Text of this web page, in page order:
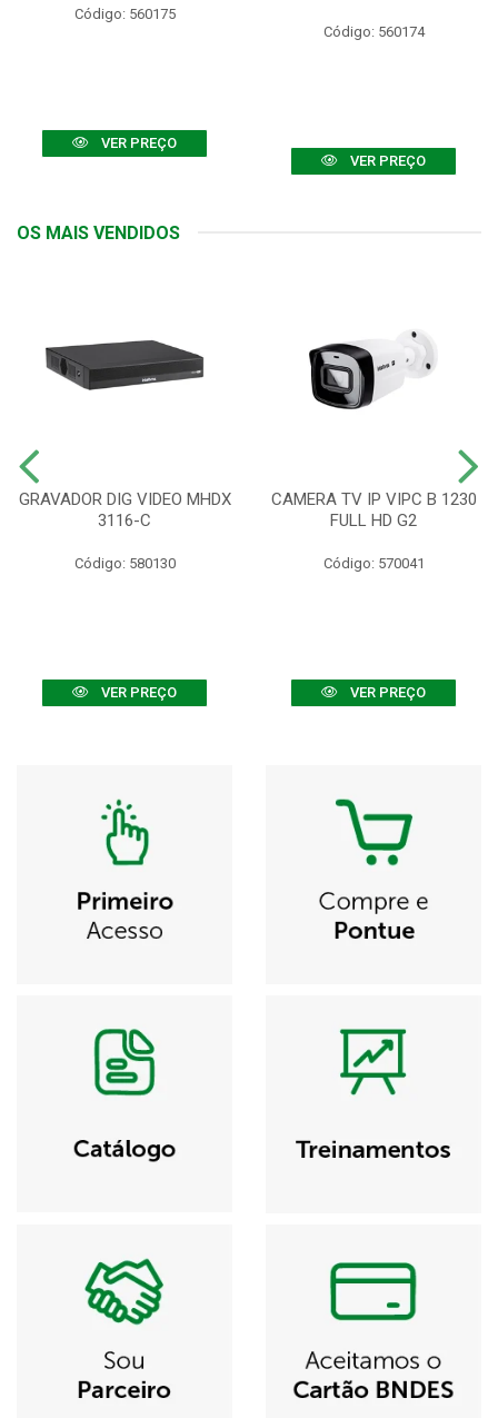
Código: 560175
VER PREÇO
Código: 560174
VER PREÇO
OS MAIS VENDIDOS
GRAVADOR DIG VIDEO MHDX
3116-C
Código: 580130
VER PREÇO
CAMERA TV IP VIPC B 1230
FULL HD G2
Código: 570041
VER PREÇO